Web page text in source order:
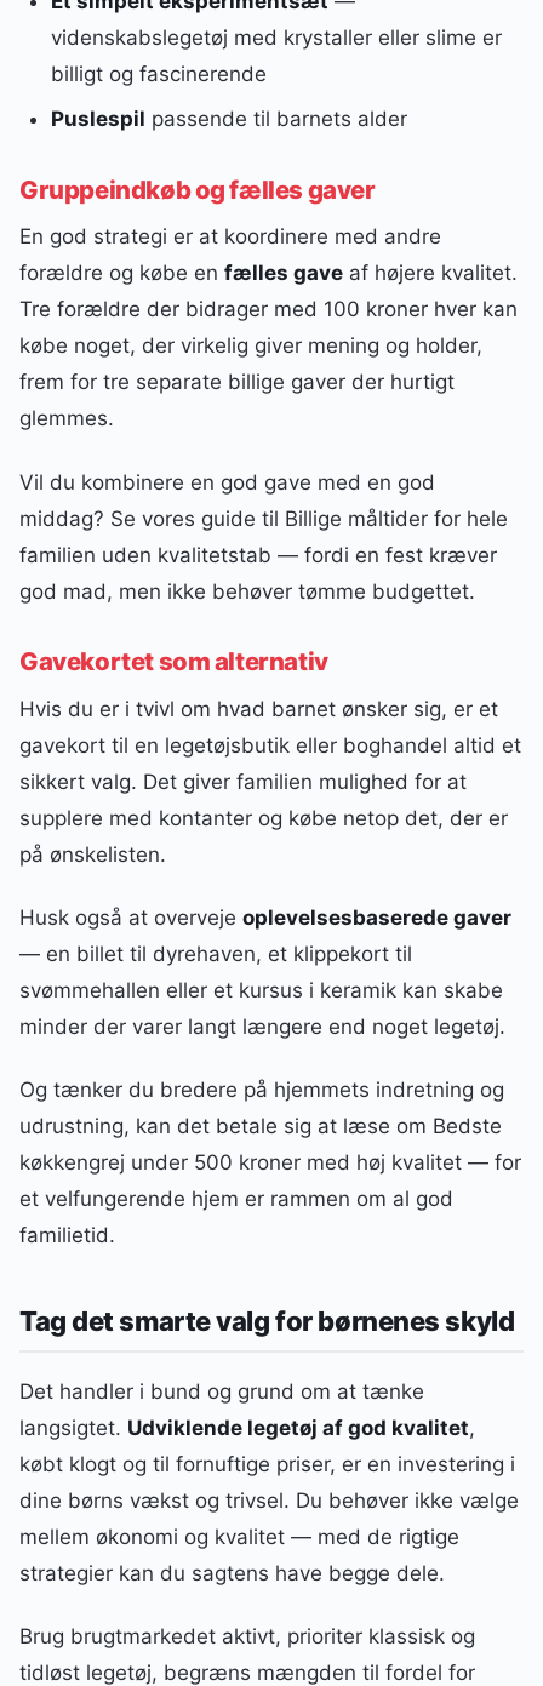
videnskabslegetøj med krystaller eller slime er
billigt og fascinerende
Puslespil passende til barnets alder
Gruppeindkøb og fælles gaver
En god strategi er at koordinere med andre
forældre og købe en fælles gave af højere kvalitet.
Tre forældre der bidrager med 100 kroner hver kan
købe noget, der virkelig giver mening og holder,
frem for tre separate billige gaver der hurtigt
glemmes.
Vil du kombinere en god gave med en god
middag? Se vores guide til Billige måltider for hele
familien uden kvalitetstab — fordi en fest kræver
god mad, men ikke behøver tømme budgettet.
Gavekortet som alternativ
Hvis du er i tvivl om hvad barnet ønsker sig, er et
gavekort til en legetøjsbutik eller boghandel altid et
sikkert valg. Det giver familien mulighed for at
supplere med kontanter og købe netop det, der er
på ønskelisten.
Husk også at overveje oplevelsesbaserede gaver
— en billet til dyrehaven, et klippekort til
svømmehallen eller et kursus i keramik kan skabe
minder der varer langt længere end noget legetøj.
Og tænker du bredere på hjemmets indretning og
udrustning, kan det betale sig at læse om Bedste
køkkengrej under 500 kroner med høj kvalitet — for
et velfungerende hjem er rammen om al god
familietid.
Tag det smarte valg for børnenes skyld
Det handler i bund og grund om at tænke
langsigtet. Udviklende legetøj af god kvalitet,
købt klogt og til fornuftige priser, er en investering i
dine børns vækst og trivsel. Du behøver ikke vælge
mellem økonomi og kvalitet — med de rigtige
strategier kan du sagtens have begge dele.
Brug brugtmarkedet aktivt, prioriter klassisk og
tidløst legetøj, begræns mængden til fordel for